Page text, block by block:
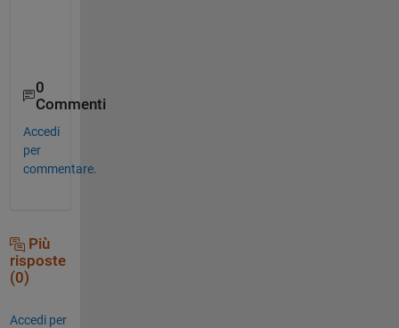
0
Commenti
Accedi
per
commentare.
Più
risposte
(0)
Accedi per